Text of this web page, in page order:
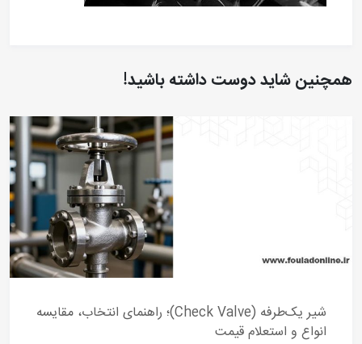
همچنین شاید دوست داشته باشید!
شیر یک‌طرفه (Check Valve)؛ راهنمای انتخاب، مقایسه
انواع و استعلام قیمت